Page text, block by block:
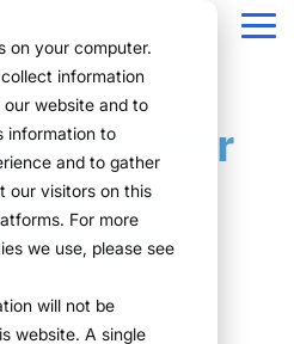
on your computer.
information
website and to
information to
and to gather
our visitors on this
For more
we use, please see
will not be
website. A single
voor uw
brengt
uitvoering en
in één
die hun
u nodig
events.
planning
de evaluatie
en
met
is
voor teams
aan
en
in de
uit diverse
hun
en
met
en
voor
en
on juni 18, 2026